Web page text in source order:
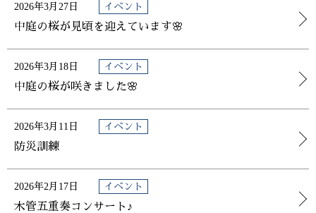
2026年3月27日 イベント
中庭の桜が見頃を迎えています🌸
2026年3月18日 イベント
中庭の桜が咲きました🌸
2026年3月11日 イベント
防災訓練
2026年2月17日 イベント
木管五重奏コンサート♪